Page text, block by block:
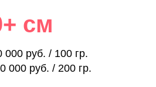
см
руб. / 100 гр.
000 руб. / 200 гр.